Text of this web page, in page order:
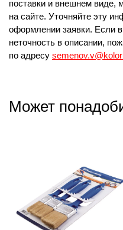
поставки и внешнем виде,
на сайте. Уточняйте эту
оформлении заявки. Если
неточность в описании,
по адресу
Может